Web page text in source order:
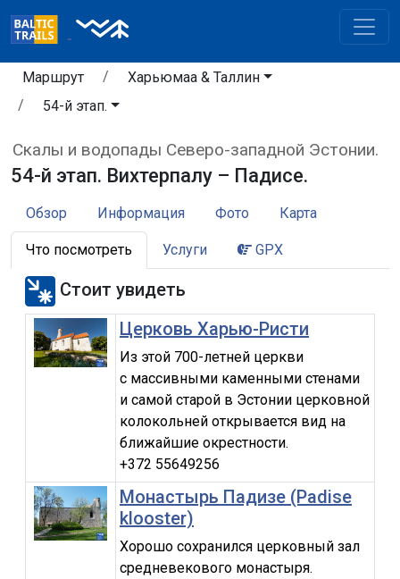
Маршрут
Харьюмаа & Таллин
54-й этап.
Скалы и водопады Северо-западной Эстонии.
54-й этап. Вихтерпалу – Падисе.
Обзор Информация Фото Карта
Что посмотреть Услуги GPX
Стоит увидеть
Церковь Харью-Ристи
Из этой 700-летней церкви
с массивными каменными стенами
и самой старой в Эстонии церковной
колокольней открывается вид на
ближайшие окрестности.
+372 55649256
Монастырь Падизе (Padise
klooster)
Хорошо сохранился церковный зал
средневекового монастыря.